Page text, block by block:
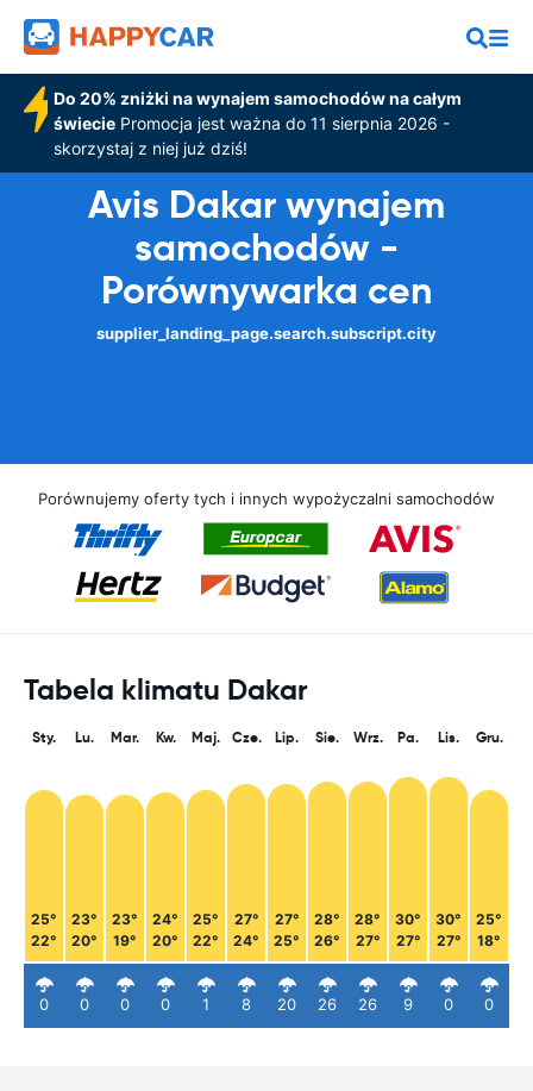
Do 20% zniżki na wynajem samochodów na całym
świeciePromocja jest ważna do 11 sierpnia 2026 -
skorzystaj z niej już dziś!
Avis Dakar wynajem
samochodów -
Porównywarka cen
supplier_landing_page.search.subscript.city
Porównujemy oferty tych i innych wypożyczalni samochodów
Tabela klimatu Dakar
Sty.
25°
22°
0
Lu.
23°
20°
0
Mar.
23°
19°
0
Kw.
24°
20°
0
Maj.
25°
22°
1
Cze.
27°
24°
8
Lip.
27°
25°
20
Sie.
28°
26°
26
Wrz.
28°
27°
26
Pa.
30°
27°
9
Lis.
30°
27°
0
Gru.
25°
18°
0